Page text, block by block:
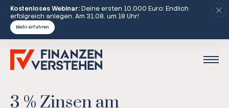
Kostenloses Webinar:Deine ersten 10.000 Euro: Endlich
erfolgreich anlegen. Am 31.08. um 18 Uhr!
Mehr erfahren
3 % Zinsen am